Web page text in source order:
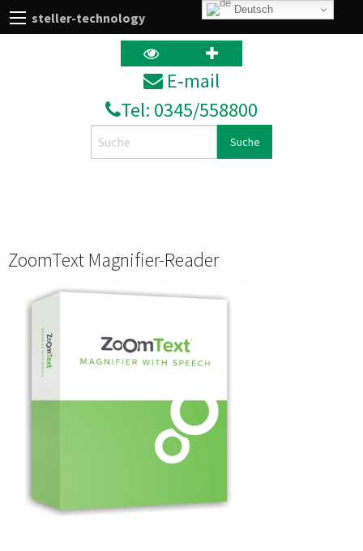
steller-technology
E‑mail
Tel: 0345/558800
ZoomText Magnifier-Reader
Deutsch